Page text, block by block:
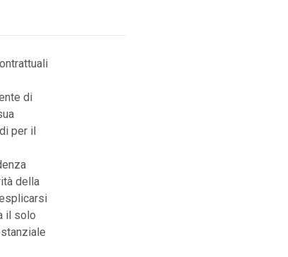
di
per il
della
il solo